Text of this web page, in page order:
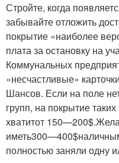
Стройте, когда
забывайте отложить
покрытие «наиболее
плата за остановку на
Коммунальных
«несчастливые»
Шансов. Если на поле
групп, на покрытие
хватитот 150—200$.
иметь300—400$
полностью заняли одну